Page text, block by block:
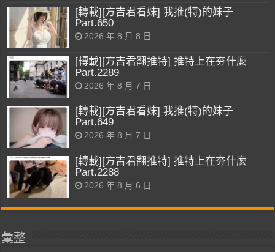
[轉載][方吉君看妹] 我推(特)的妹子
Part.650
2026 年 8 月 8 日
[轉載][方吉君翻推特] 推特上在夯什麼
Part.2289
2026 年 8 月 7 日
[轉載][方吉君看妹] 我推(特)的妹子
Part.649
2026 年 8 月 7 日
[轉載][方吉君翻推特] 推特上在夯什麼
Part.2288
2026 年 8 月 6 日
彙整